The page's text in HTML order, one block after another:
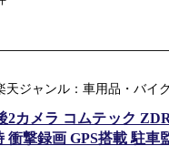
天ジャンル：車用品・バイ
2カメラ コムテック
撃録画 GPS搭載 駐車